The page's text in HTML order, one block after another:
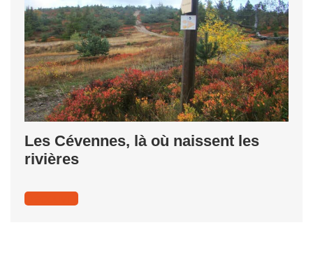
Les Cévennes, là où naissent les
rivières
Découvrir